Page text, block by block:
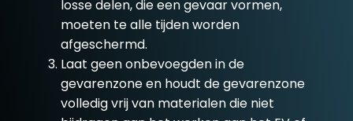
losse delen, die een gevaar vormen,
moeten te alle tijden worden
afgeschermd.
Laat geen onbevoegden in de
gevarenzone en houdt de gevarenzone
volledig vrij van materialen die niet